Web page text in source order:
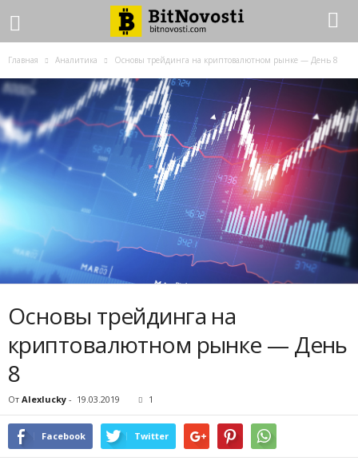
Главная Аналитика Основы трейдинга на криптовалютном рынке — День 8
Основы трейдинга на
криптовалютном рынке — День
8
От Alexlucky - 19.03.2019 1
Facebook Twitter